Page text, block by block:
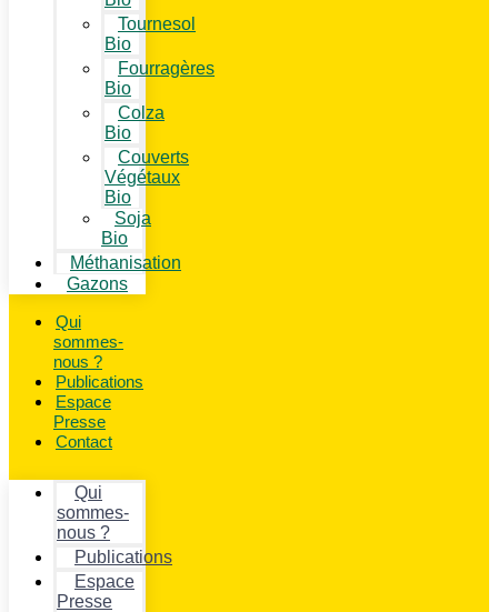
Tournesol
Bio
Fourragères
Bio
Colza
Bio
Couverts
Végétaux
Bio
Soja
Bio
Méthanisation
Gazons
Qui
sommes-
nous ?
Publications
Espace
Presse
Contact
Qui
sommes-
nous ?
Publications
Espace
Presse